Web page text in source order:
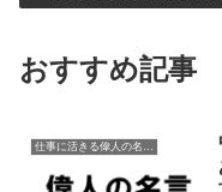
おすすめ記事